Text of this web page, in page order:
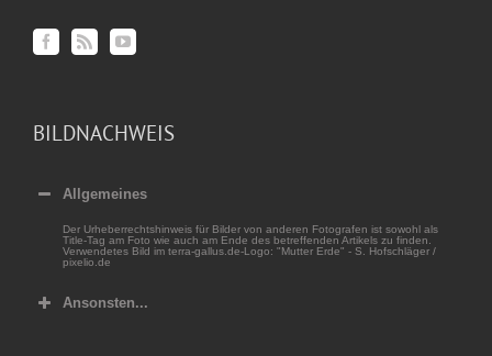
BILDNACHWEIS
Allgemeines
Der Urheberrechtshinweis für Bilder von anderen Fotografen ist sowohl als
Title-Tag am Foto wie auch am Ende des betreffenden Artikels zu finden.
Verwendetes Bild im terra-gallus.de-Logo: "Mutter Erde" - S. Hofschläger /
pixelio.de
Ansonsten...